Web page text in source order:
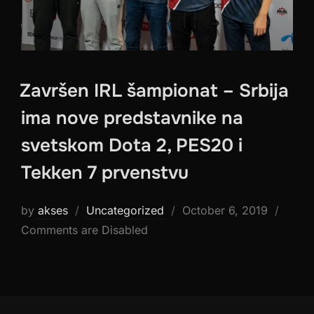
Završen IRL šampionat – Srbija
ima nove predstavnike na
svetskom Dota 2, PES20 i
Tekken 7 prvenstvu
by akses Uncategorized
Posted
October 6, 2019
Comments are Disabled